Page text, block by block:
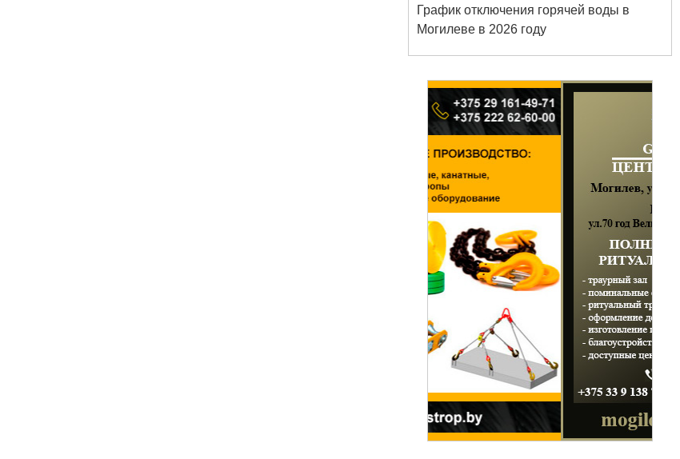
График отключения горячей воды в
Могилеве в 2026 году